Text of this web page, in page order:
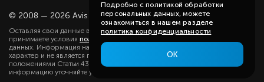
© 2008 — 2026 Avis group.Карта сайта
Оставляя свои данные в любой форме на сайте, вы даете согласие и
принимаете условия политики
данных. Информация на данном сайте носит ознакомительный
характер и не является публичной офертой, определяемой
положениями Статьи 437(2) ГК РФ. Существенную для вас
информацию уточняйте у наших менеджеров.
Подробно с политикой обработки
персональных данных, можете
ознакомиться в нашем разделе
политика конфиденциальности
ОК